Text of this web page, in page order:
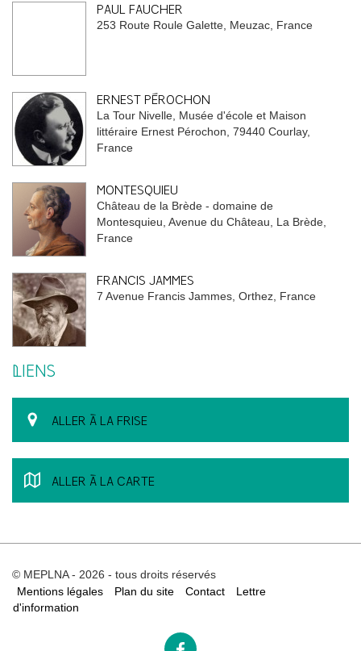
PAUL FAUCHER
253 Route Roule Galette, Meuzac, France
ERNEST PÉROCHON
La Tour Nivelle, Musée d'école et Maison
littéraire Ernest Pérochon, 79440 Courlay,
France
MONTESQUIEU
Château de la Brède - domaine de
Montesquieu, Avenue du Château, La Brède,
France
FRANCIS JAMMES
7 Avenue Francis Jammes, Orthez, France
LIENS
ALLER À LA FRISE
ALLER À LA CARTE
© MEPLNA - 2026 - tous droits réservés
Mentions légales
Plan du site Contact
Lettre
d'information